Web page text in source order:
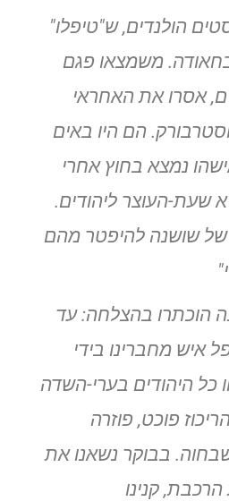
הולנדים, ש"טיפלו"
משמצאו פגם
אסרו את האחראי
הם היו באים
נמצא בחוץ אחרי
היא שעת-העוצר ליהודים.
של שושנה להיפטר מהם
"
הוכתרו בהצלחה: עד
מחברינו בידי
כל היהודים בערי-השדה
פוכט, פוזרה
בבוקר נשאנו את
הרכבת, קנינו